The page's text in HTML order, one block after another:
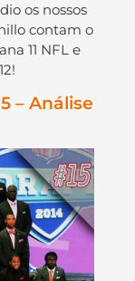
os nossos
contam o
11 NFL e
– Análise